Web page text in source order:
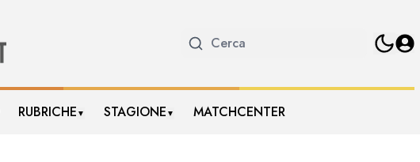
RUBRICHE ▼ STAGIONE ▼ MATCHCENTER